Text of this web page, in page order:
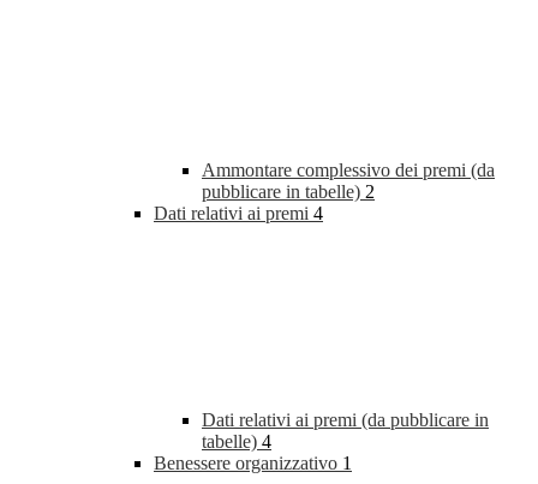
Ammontare complessivo dei premi (da
pubblicare in tabelle) 2
Dati relativi ai premi 4
Dati relativi ai premi (da pubblicare in
tabelle) 4
Benessere organizzativo 1